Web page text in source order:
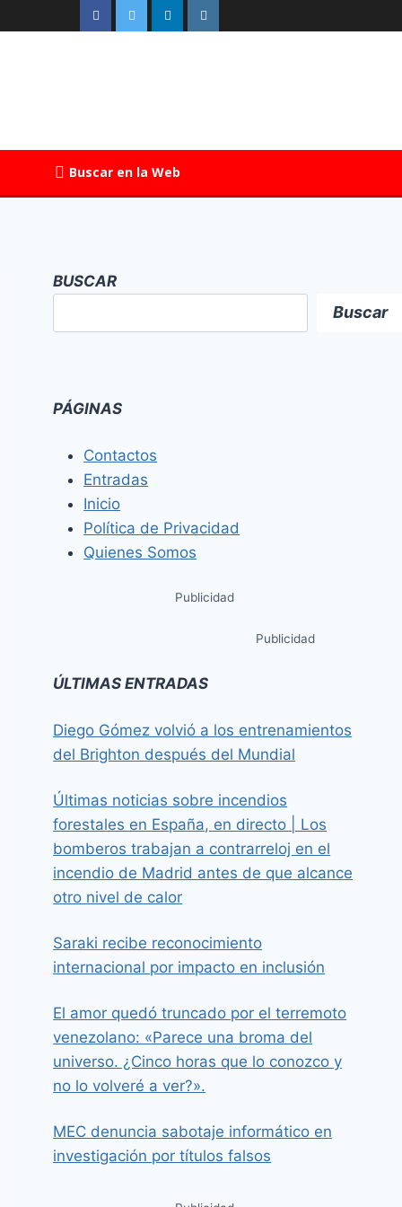
Buscar en la Web
BUSCAR
Buscar
PÁGINAS
Contactos
Entradas
Inicio
Política de Privacidad
Quienes Somos
Publicidad
Publicidad
ÚLTIMAS ENTRADAS
Diego Gómez volvió a los entrenamientos
del Brighton después del Mundial
Últimas noticias sobre incendios
forestales en España, en directo | Los
bomberos trabajan a contrarreloj en el
incendio de Madrid antes de que alcance
otro nivel de calor
Saraki recibe reconocimiento
internacional por impacto en inclusión
El amor quedó truncado por el terremoto
venezolano: «Parece una broma del
universo. ¿Cinco horas que lo conozco y
no lo volveré a ver?».
MEC denuncia sabotaje informático en
investigación por títulos falsos